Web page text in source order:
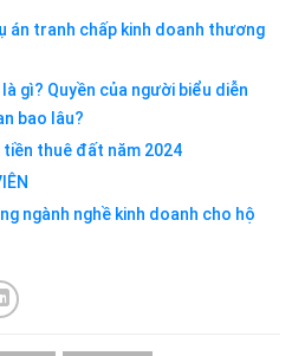
án tranh chấp kinh doanh thương
gì? Quyền của người biểu diễn
bao lâu?
tiền thuê đất năm 2024
ngành nghề kinh doanh cho hộ